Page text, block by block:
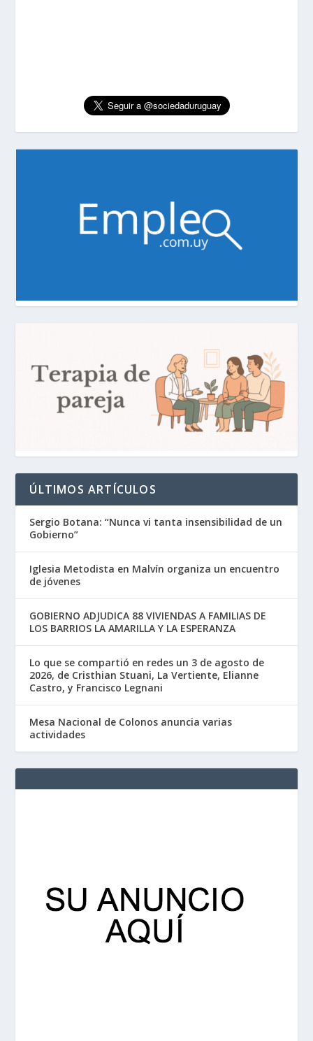
ÚLTIMOS ARTÍCULOS
Sergio Botana: “Nunca vi tanta insensibilidad de un
Gobierno”
Iglesia Metodista en Malvín organiza un encuentro
de jóvenes
GOBIERNO ADJUDICA 88 VIVIENDAS A FAMILIAS DE
LOS BARRIOS LA AMARILLA Y LA ESPERANZA
Lo que se compartió en redes un 3 de agosto de
2026, de Cristhian Stuani, La Vertiente, Elianne
Castro, y Francisco Legnani
Mesa Nacional de Colonos anuncia varias
actividades